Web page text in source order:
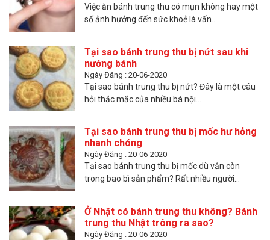
Việc ăn bánh trung thu có mụn không hay một
số ảnh hưởng đến sức khoẻ là vấn...
Tại sao bánh trung thu bị nứt sau khi
nướng bánh
Ngày Đăng : 20-06-2020
Tại sao bánh trung thu bị nứt? Đây là một câu
hỏi thắc mắc của nhiều bà nội...
Tại sao bánh trung thu bị mốc hư hỏng
nhanh chóng
Ngày Đăng : 20-06-2020
Tại sao bánh trung thu bị mốc dù vẫn còn
trong bao bì sản phẩm? Rất nhiều người...
Ở Nhật có bánh trung thu không? Bánh
trung thu Nhật trông ra sao?
Ngày Đăng : 20-06-2020